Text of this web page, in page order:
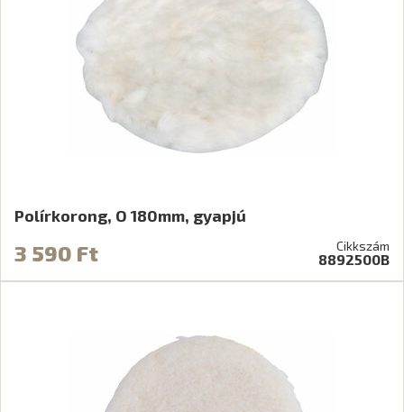
Polírkorong, O 180mm, gyapjú
3 590 Ft Cikkszám
8892500B